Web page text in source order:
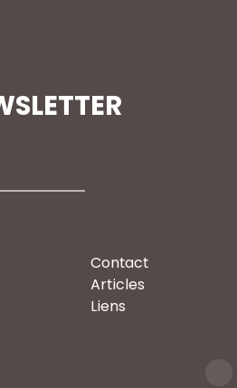
Contact
Articles
Liens